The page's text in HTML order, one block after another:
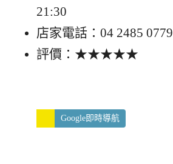
21:30
店家電話：04 2485 0779
評價：★★★★★
Google即時導航